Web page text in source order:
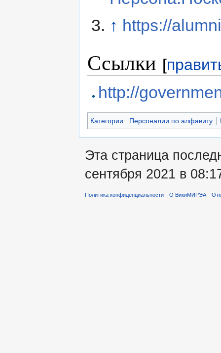
↑ https://
Ссылки [
http://
Категории: Персоналии по алфавиту
Эта страница
сентября 2021 в
Политика конфиденциальности О ВикиМИРЭА